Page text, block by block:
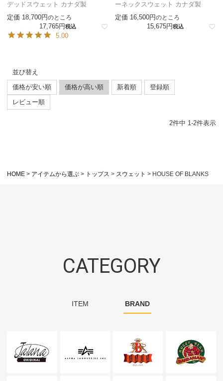
デッドスウェット カナダ製
定価 18,700 のところ
17,765 税込
5.00
ーネックスウェット カナダ製
定価 16,500 のところ
15,675 税込
並び替え
価格が安い順
価格が高い順 新着順
登録順
レビュー順
2件中 1-2件表示
HOME アイテムから選ぶ トップス スウェット HOUSE OF BLANKS
CATEGORY
ITEM BRAND